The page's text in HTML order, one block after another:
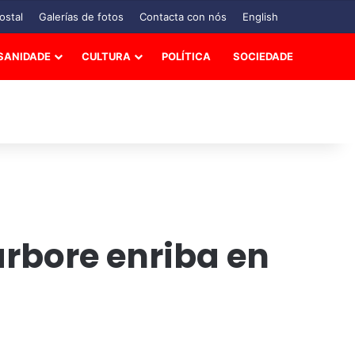
Galerías de fotos Contacta con nós English
CULTURA POLÍTICA SOCIEDADE
enriba en